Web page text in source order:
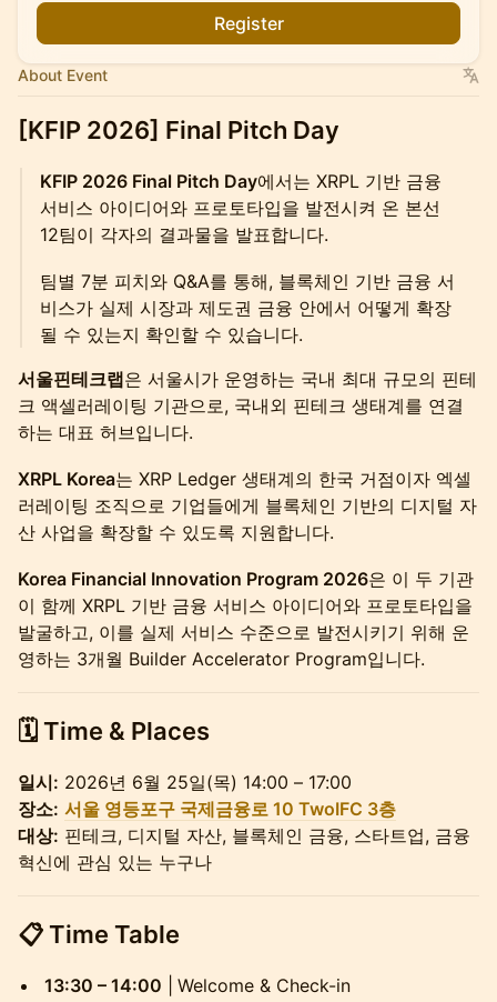
Register
About Event
[KFIP 2026] Final Pitch Day
KFIP 2026 Final Pitch Day에서는 XRPL 기반 금융
서비스 아이디어와 프로토타입을 발전시켜 온 본선
12팀이 각자의 결과물을 발표합니다.
팀별 7분 피치와 Q&A를 통해, 블록체인 기반 금융 서
비스가 실제 시장과 제도권 금융 안에서 어떻게 확장
될 수 있는지 확인할 수 있습니다.
서울핀테크랩은 서울시가 운영하는 국내 최대 규모의 핀테
크 액셀러레이팅 기관으로, 국내외 핀테크 생태계를 연결
하는 대표 허브입니다.
XRPL Korea는 XRP Ledger 생태계의 한국 거점이자 엑셀
러레이팅 조직으로 기업들에게 블록체인 기반의 디지털 자
산 사업을 확장할 수 있도록 지원합니다.
Korea Financial Innovation Program 2026은 이 두 기관
이 함께 XRPL 기반 금융 서비스 아이디어와 프로토타입을
발굴하고, 이를 실제 서비스 수준으로 발전시키기 위해 운
영하는 3개월 Builder Accelerator Program입니다.
​​​🗓️ Time & Places
일시: 2026년 6월 25일(목) 14:00 – 17:00
장소: 서울 영등포구 국제금융로 10 TwoIFC 3층
대상: 핀테크, 디지털 자산, 블록체인 금융, 스타트업, 금융
혁신에 관심 있는 누구나
📋 Time Table
13:30 – 14:00
Welcome & Check-in